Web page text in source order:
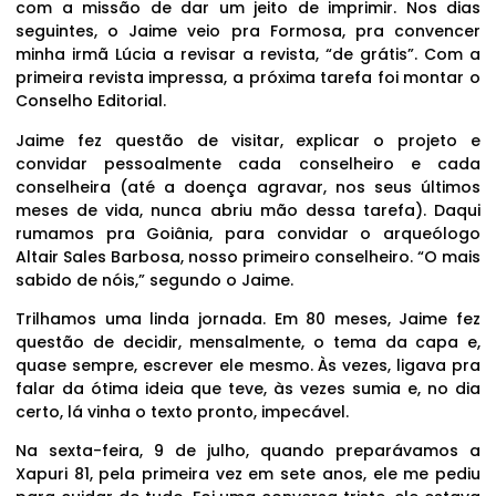
com a missão de dar um jeito de imprimir. Nos dias
seguintes, o Jaime veio pra Formosa, pra convencer
minha irmã Lúcia a revisar a revista, “de grátis”. Com a
primeira revista impressa, a próxima tarefa foi montar o
Conselho Editorial.
Jaime fez questão de visitar, explicar o projeto e
convidar pessoalmente cada conselheiro e cada
conselheira (até a doença agravar, nos seus últimos
meses de vida, nunca abriu mão dessa tarefa). Daqui
rumamos pra Goiânia, para convidar o arqueólogo
Altair Sales Barbosa, nosso primeiro conselheiro. “O mais
sabido de nóis,” segundo o Jaime.
Trilhamos uma linda jornada. Em 80 meses, Jaime fez
questão de decidir, mensalmente, o tema da capa e,
quase sempre, escrever ele mesmo. Às vezes, ligava pra
falar da ótima ideia que teve, às vezes sumia e, no dia
certo, lá vinha o texto pronto, impecável.
Na sexta-feira, 9 de julho, quando preparávamos a
Xapuri 81, pela primeira vez em sete anos, ele me pediu